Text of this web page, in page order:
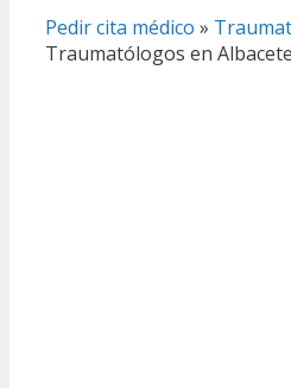
Pedir cita médico »
Traumatólogos en Albacete